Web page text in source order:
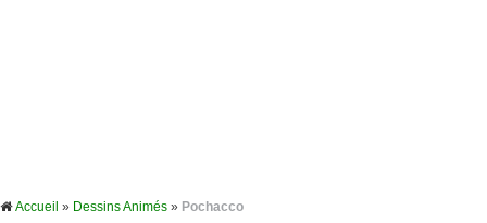
Accueil » Dessins Animés » Pochacco